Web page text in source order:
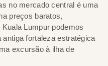
no mercado central é uma
preços baratos,
Lumpur podemos
fortaleza estratégica
excursão à ilha de